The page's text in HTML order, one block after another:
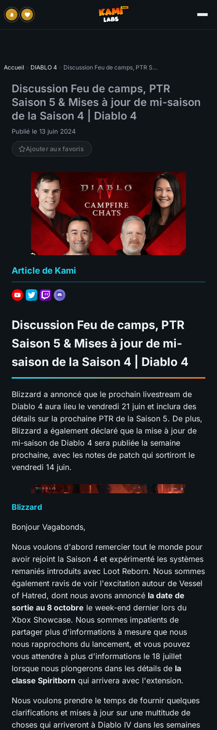
Accueil › DIABLO 4 › Discussion Feu de camps, PTR Saison 5 & Mises à jour de mi-saison de la Saison 4 | Diablo 4
Discussion Feu de camps, PTR
Saison 5 & Mises à jour de mi-saison
de la Saison 4 | Diablo 4
Publié le 13 juin 2024
Ajouter aux favoris
Article de Kami
Discussion Feu de camps, PTR
Saison 5 & Mises à jour de mi-
saison de la Saison 4 | Diablo 4
Blizzard a annoncé que le prochain livestream de
Diablo 4 aura lieu le vendredi 21 juin et inclura des
détails sur la prochaine PTR de la Saison 5. De plus,
Blizzard a également déclaré que la mise à jour de
mi-saison de Diablo 4 sera publiée la semaine
prochaine, avec les notes de patch qui sortiront le
vendredi 14 juin.
Blizzard
Bonjour Vagabonds,
Nous voulons d'abord remercier tout le monde pour
avoir rejoint la Saison 4 et expérimenté les systèmes
remaniés introduits avec Loot Reborn. Nous sommes
également ravis de voir l'excitation autour de Vessel
of Hatred, dont nous avons annoncé la date de
sortie au 8 octobre le week-end dernier lors du
Xbox Showcase. Nous sommes impatients de
partager plus d'informations à mesure que nous
nous rapprochons du lancement, et vous pouvez
vous attendre à plus d'informations le 18 juillet
lorsque nous plongerons dans les détails de la
classe Spiritborn qui arrivera avec l'extension.
Nous voulons prendre le temps de fournir quelques
clarifications et mises à jour sur une multitude de
choses qui arriveront à Diablo IV dans les semaines